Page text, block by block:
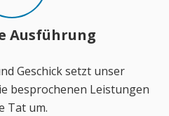
Ausführung
Geschick setzt unser
besprochenen Leistungen
Tat um.